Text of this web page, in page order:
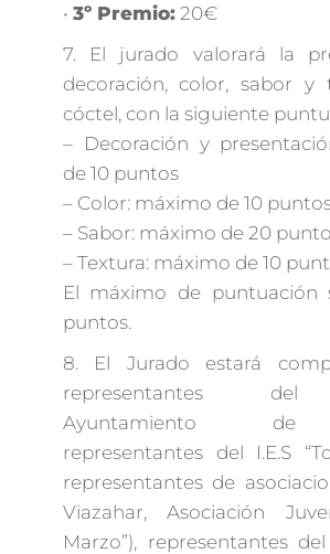
• 3º Premio:20€
7. El jurado valorará la
decoración, color, sabor y
cóctel, con la siguiente
– Decoración y
de 10 puntos
– Color: máximo de 10
– Sabor: máximo de 20
– Textura: máximo de 10
El máximo de puntuación
puntos.
8. El Jurado estará
representantes del
Ayuntamiento de
representantes del I.E.S
representantes de
Viazahar, Asociación
Marzo”), representantes